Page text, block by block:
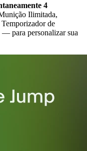
4
Ilimitada,
de
— para personalizar sua